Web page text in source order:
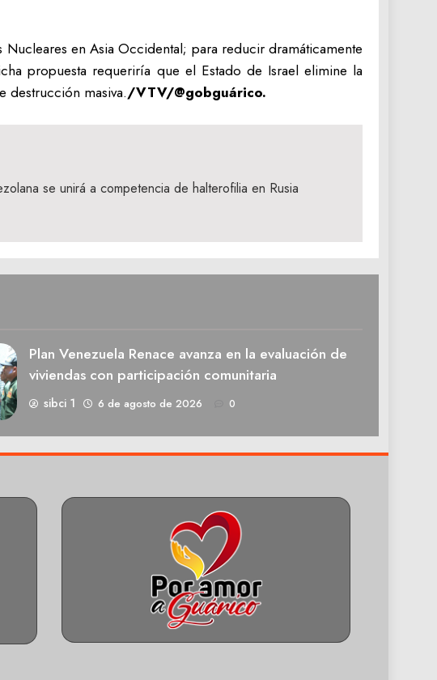
en Asia Occidental; para reducir dramáticamente
propuesta requeriría que el Estado de Israel elimine la
destrucción masiva./VTV/@gobguárico.
se unirá a competencia de halterofilia en Rusia
Plan Venezuela Renace avanza en la evaluación de
viviendas con participación comunitaria
sibci 1 6 de agosto de 2026 0